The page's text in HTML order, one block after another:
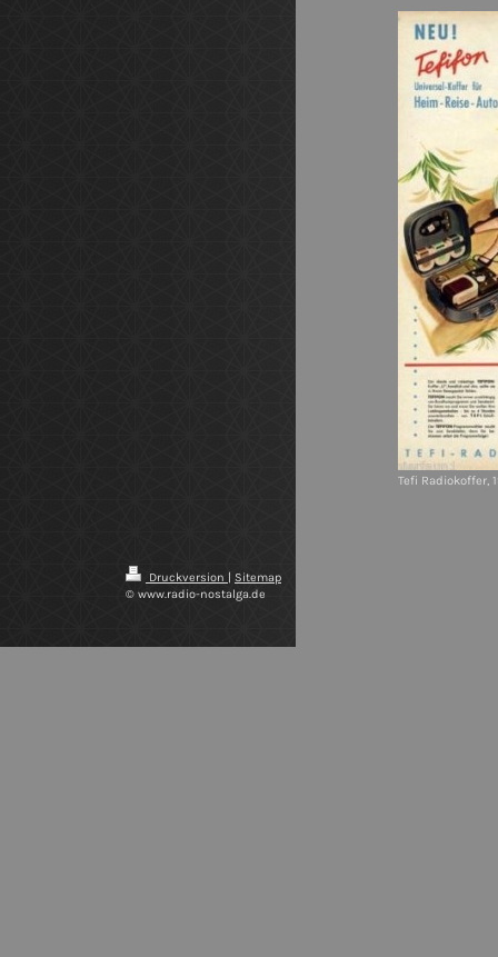
Tefi Radiokoffer,
Druckversion | Sitemap
© www.radio-nostalga.de